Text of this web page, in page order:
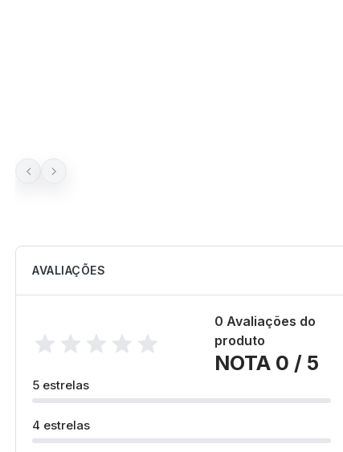
AVALIAÇÕES
0 Avaliações do
produto
NOTA 0 / 5
5 estrelas
4 estrelas